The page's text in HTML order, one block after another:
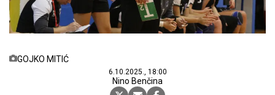
GOJKO MITIĆ
6.10.2025., 18:00
Nino Benčina